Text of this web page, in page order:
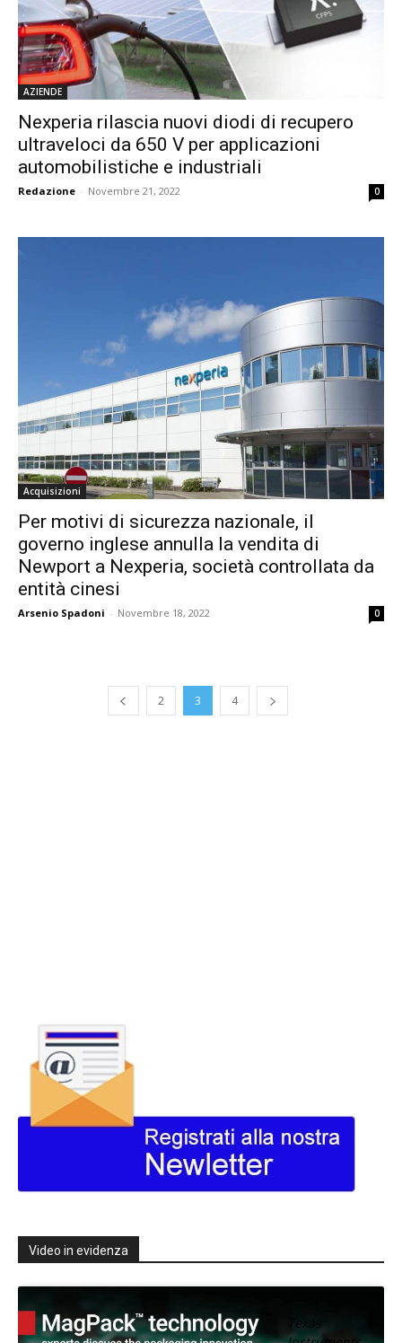
AZIENDE
Nexperia rilascia nuovi diodi di recupero
ultraveloci da 650 V per applicazioni
automobilistiche e industriali
Redazione - Novembre 21, 2022 0
Acquisizioni
Per motivi di sicurezza nazionale, il
governo inglese annulla la vendita di
Newport a Nexperia, società controllata da
entità cinesi
Arsenio Spadoni - Novembre 18, 2022 0
2 3 4
Video in evidenza
Texas